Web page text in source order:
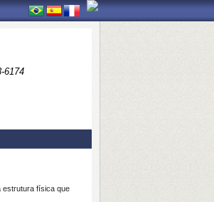
6174
estrutura física que